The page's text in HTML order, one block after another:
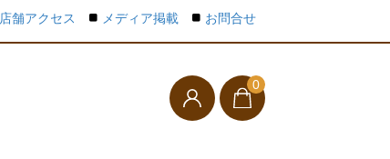
0
店舗アクセス メディア掲載 お問合せ